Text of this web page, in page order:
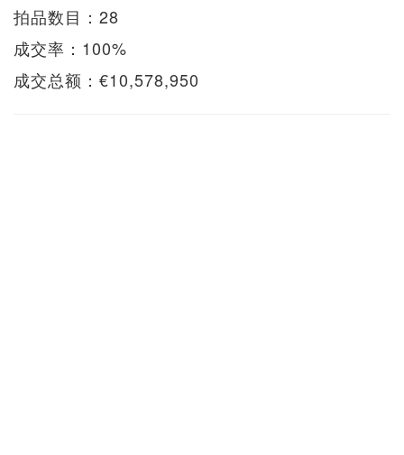
拍品数目：28
成交率：100%
成交总额：€10,578,950